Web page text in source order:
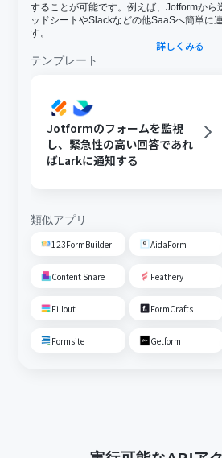
することが可能です。例えば、Jotformから
ッドシートやSlackなどの他SaaSへ簡単に
す。
詳しくみる
テンプレート
Jotformのフォームを監視
し、緊急性の高い回答であれ
ばLarkに通知する
類似アプリ
123FormBuilder AidaForm
Content Snare Feathery
Fillout FormCrafts
Formsite Getform